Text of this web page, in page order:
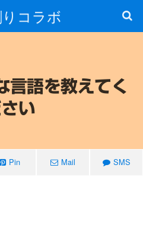
コラボ
言語を教えてく
い
Pin Mail SMS